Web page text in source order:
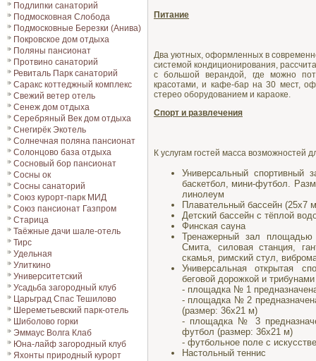
Подлипки санаторий
Подмосковная Cлобода
Подмосковные Березки (Анива)
Покровское дом отдыха
Поляны пансионат
Протвино санаторий
Ревиталь Парк санаторий
Саракс коттеджный комплекс
Свежий ветер отель
Сенеж дом отдыха
Серебряный Век дом отдыха
Снегирёк Экотель
Солнечная поляна пансионат
Солонцово база отдыха
Сосновый бор пансионат
Сосны ок
Сосны санаторий
Союз курорт-парк МИД
Союз пансионат Газпром
Старица
Таёжные дачи шале-отель
Тирс
Удельная
Улиткино
Университетский
Усадьба загородный клуб
Царьград Спас Тешилово
Шереметьевский парк-отель
Шиболово горки
Эммаус Волга Клаб
Юна-лайф загородный клуб
Яхонты природный курорт
Питание
Два уютных, оформленных в
системой кондиционирования,
с большой верандой, где можно
красотами, и кафе-бар на 30 мест,
стерео оборудованием и караоке.
Спорт и развлечения
К услугам гостей масса возможностей
Универсальный спортивный
баскетбол, мини-футбол.
линолеум
Плавательный бассейн (25x7
Детский бассейн с тёплой
Финская сауна
Тренажерный зал
Смита, силовая станция,
скамья, римский стул,
Универсальная открытая
беговой дорожкой и
- площадка № 1
- площадка № 2
(размер: 36х21 м)
- площадка № 3
футбол (размер: 36х21 м)
- футбольное поле с
Настольный теннис